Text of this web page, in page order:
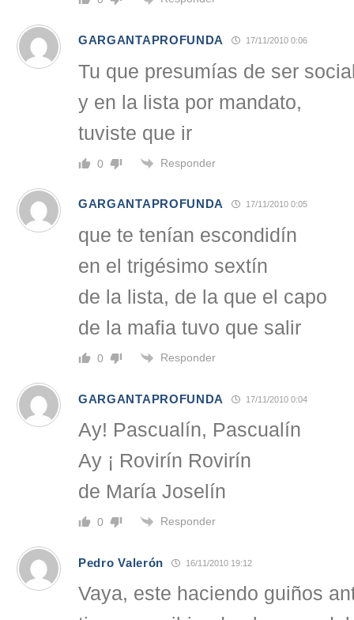
GARGANTAPROFUNDA 17/11/2010 0:06
Tu que presumías de ser
y en la lista por mandato,
tuviste que ir
0 Responder
GARGANTAPROFUNDA 17/11/2010 0:05
que te tenían escondidín
en el trigésimo sextín
de la lista, de la que el capo
de la mafia tuvo que salir
0 Responder
GARGANTAPROFUNDA 17/11/2010 0:04
Ay! Pascualín, Pascualín
Ay ¡ Rovirín Rovirín
de María Joselín
0 Responder
Pedro Valerón 16/11/2010 19:12
Vaya, este haciendo guiños